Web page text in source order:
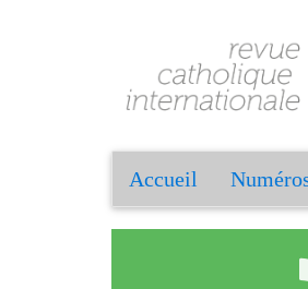
Accueil